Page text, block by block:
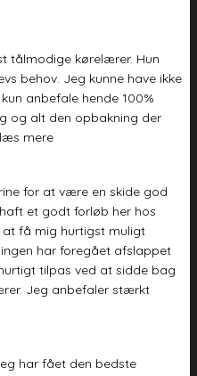
tålmodige kørelærer. Hun
behov. Jeg kunne have ikke
anbefale hende 100%
og alt den opbakning der
læs mere
for at være en skide god
et godt forløb her hos
at få mig hurtigst muligt
har foregået afslappet
tilpas ved at sidde bag
Jeg anbefaler stærkt
har fået den bedste